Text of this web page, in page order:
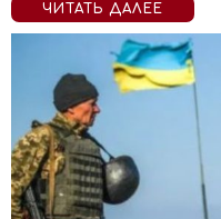
ЧИТАТЬ ДАЛЕЕ